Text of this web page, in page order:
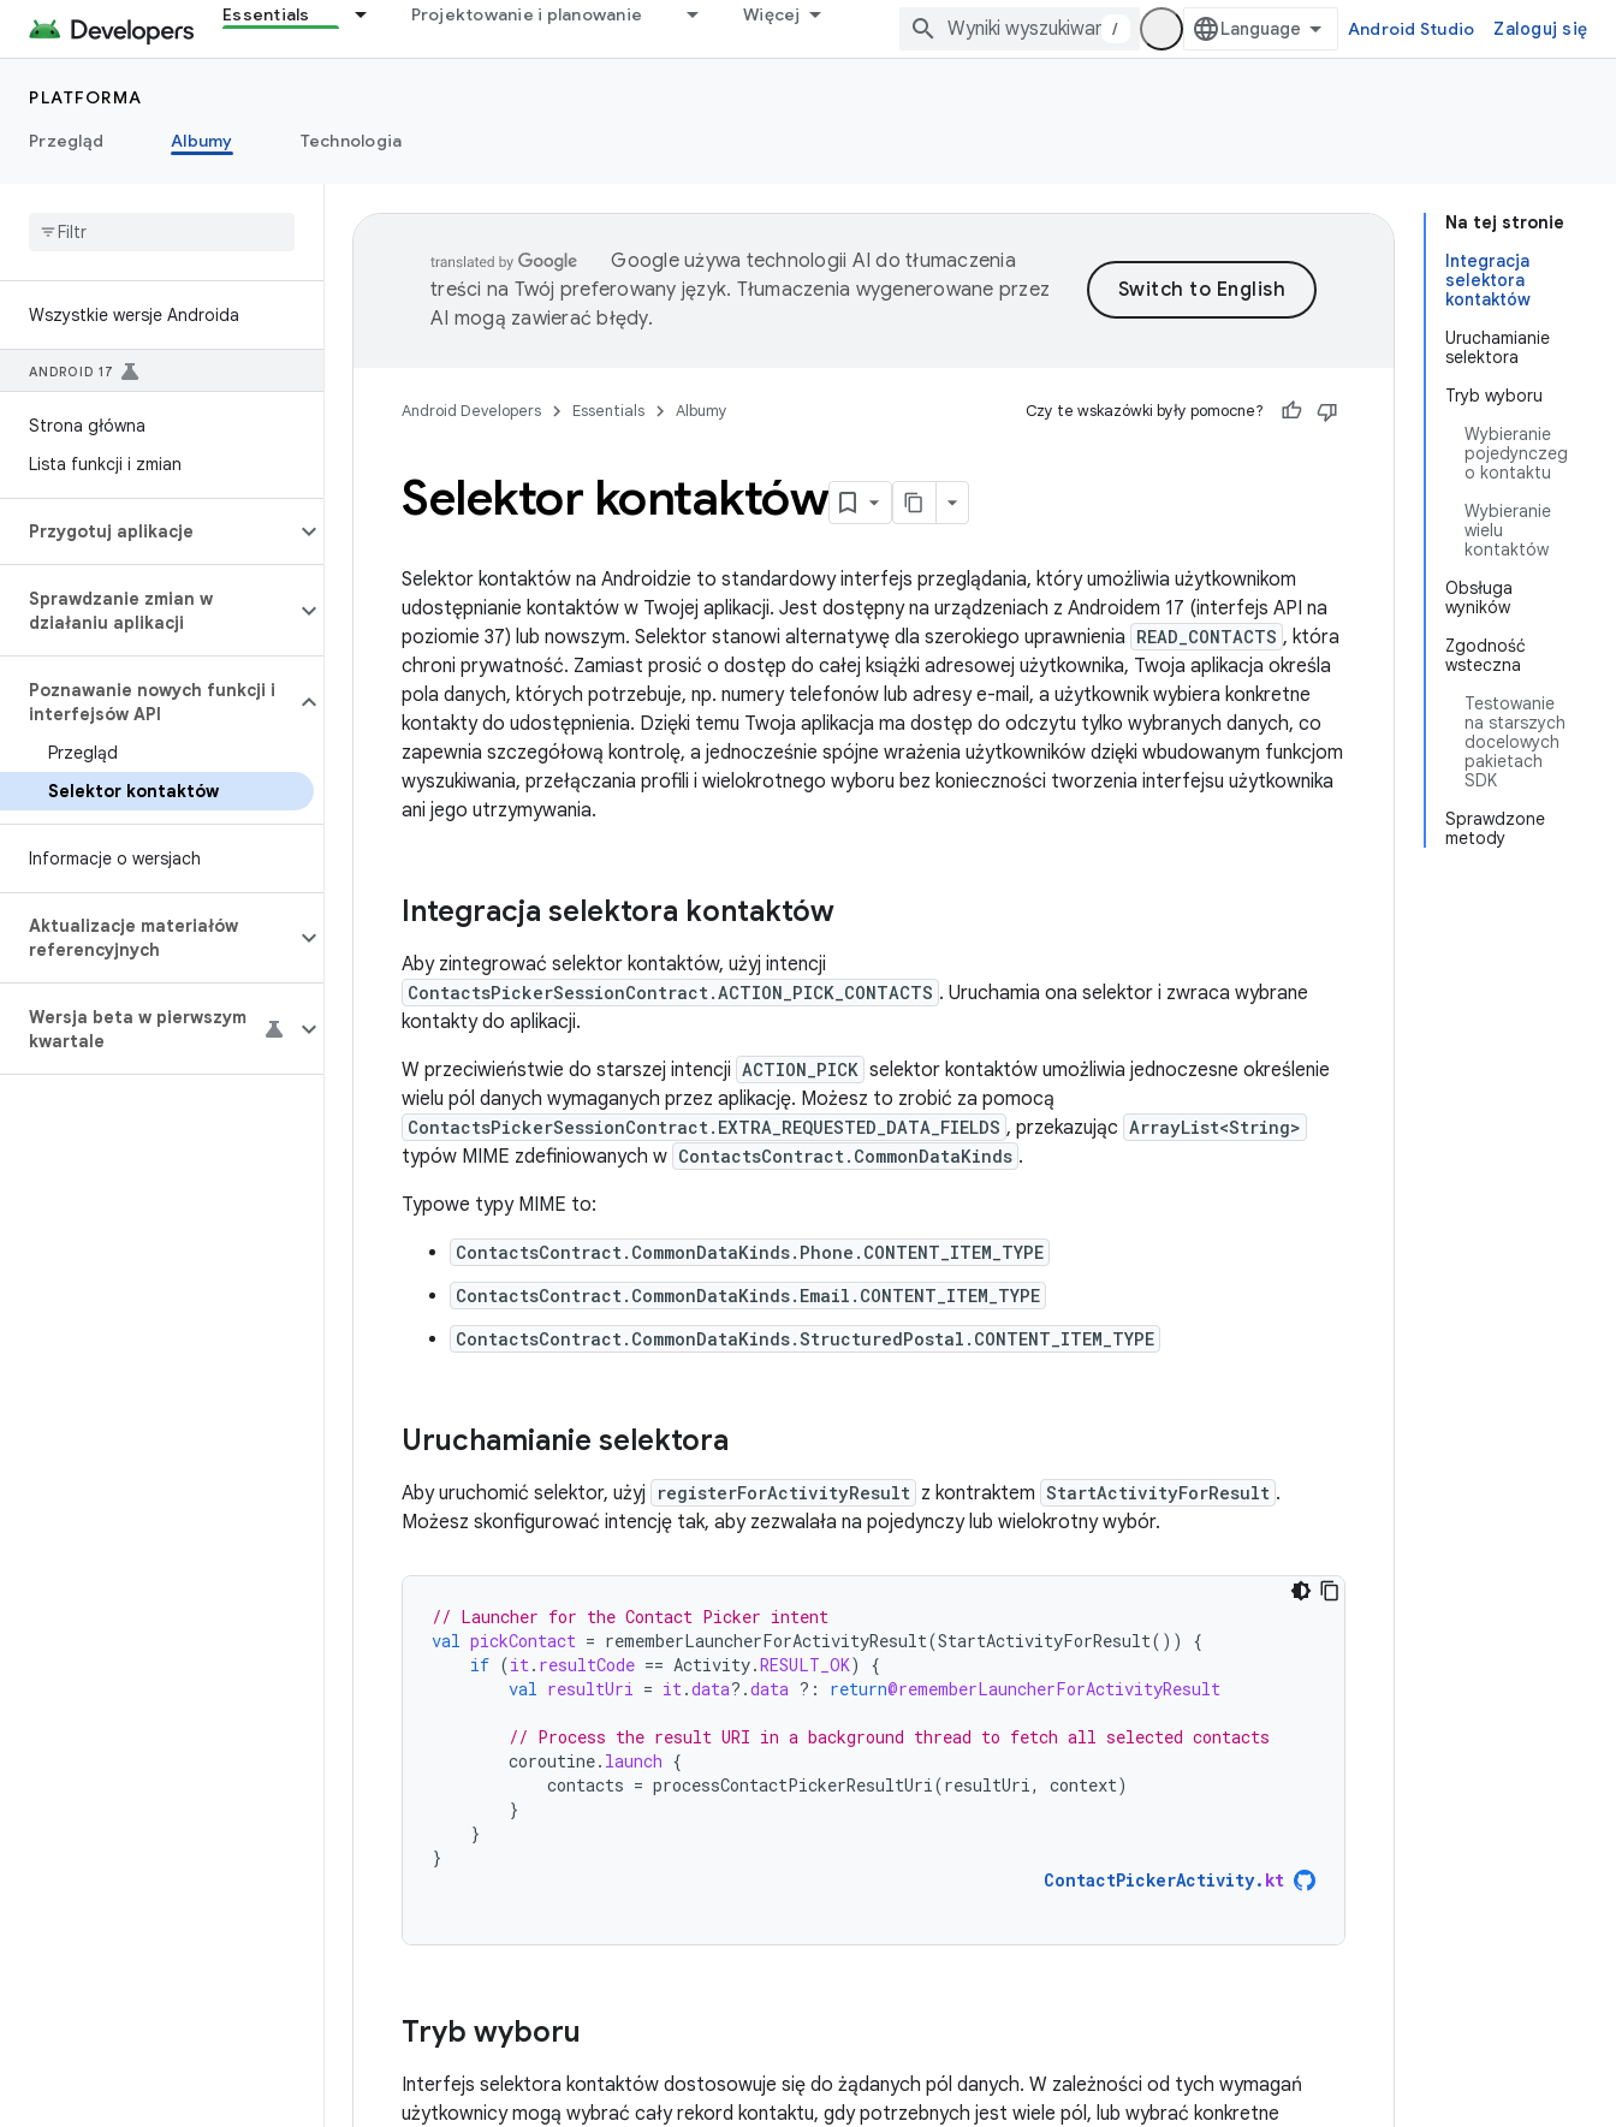
Essentials Projektowanie i planowanie Więcej
/ Android Studio Zaloguj się
PLATFORMA
Przegląd
Albumy Technologia
Wszystkie wersje Androida
ANDROID 17
Strona główna
Lista funkcji i zmian
Przygotuj aplikacje
Sprawdzanie zmian w
działaniu aplikacji
Poznawanie nowych funkcji i
interfejsów API
Przegląd
Selektor kontaktów
Informacje o wersjach
Aktualizacje materiałów
referencyjnych
Wersja beta w pierwszym
kwartale
Na tej stronie
Integracja
selektora
kontaktów
Uruchamianie
selektora
Tryb wyboru
Wybieranie
pojedynczeg
o kontaktu
Wybieranie
wielu
kontaktów
Obsługa
wyników
Zgodność
wsteczna
Testowanie
na starszych
docelowych
pakietach
SDK
Sprawdzone
metody
Google używa technologii AI do tłumaczenia
treści na Twój preferowany język. Tłumaczenia wygenerowane przez
AI mogą zawierać błędy.
Android Developers Essentials Albumy Czy te wskazówki były pomocne?
Selektor kontaktów
Selektor kontaktów na Androidzie to standardowy interfejs przeglądania, który umożliwia użytkownikom
udostępnianie kontaktów w Twojej aplikacji. Jest dostępny na urządzeniach z Androidem 17 (interfejs API na
poziomie 37) lub nowszym. Selektor stanowi alternatywę dla szerokiego uprawnienia READ_CONTACTS , która
chroni prywatność. Zamiast prosić o dostęp do całej książki adresowej użytkownika, Twoja aplikacja określa
pola danych, których potrzebuje, np. numery telefonów lub adresy e-mail, a użytkownik wybiera konkretne
kontakty do udostępnienia. Dzięki temu Twoja aplikacja ma dostęp do odczytu tylko wybranych danych, co
zapewnia szczegółową kontrolę, a jednocześnie spójne wrażenia użytkowników dzięki wbudowanym funkcjom
wyszukiwania, przełączania profili i wielokrotnego wyboru bez konieczności tworzenia interfejsu użytkownika
ani jego utrzymywania.
Integracja selektora kontaktów
Aby zintegrować selektor kontaktów, użyj intencji
ContactsPickerSessionContract.ACTION_PICK_CONTACTS . Uruchamia ona selektor i zwraca wybrane
kontakty do aplikacji.
W przeciwieństwie do starszej intencji ACTION_PICK selektor kontaktów umożliwia jednoczesne określenie
wielu pól danych wymaganych przez aplikację. Możesz to zrobić za pomocą
ContactsPickerSessionContract.EXTRA_REQUESTED_DATA_FIELDS , przekazując ArrayList<String>
typów MIME zdefiniowanych w ContactsContract.CommonDataKinds .
Typowe typy MIME to:
ContactsContract.CommonDataKinds.Phone.CONTENT_ITEM_TYPE
ContactsContract.CommonDataKinds.Email.CONTENT_ITEM_TYPE
ContactsContract.CommonDataKinds.StructuredPostal.CONTENT_ITEM_TYPE
Uruchamianie selektora
Aby uruchomić selektor, użyj registerForActivityResult z kontraktem StartActivityForResult .
Możesz skonfigurować intencję tak, aby zezwalała na pojedynczy lub wielokrotny wybór.
// Launcher for the Contact Picker intent
val pickContact = rememberLauncherForActivityResult(StartActivityForResult())
{
if (it. resultCode == Activity.RESULT_OK)
{
val resultUri = it.data?.data ?: return@rememberLauncherForActivityResult
// Process the result URI in a background thread to fetch all selected contacts
coroutine. launch {
contacts = processContactPickerResultUri(resultUri, context)
}
}
}
ContactPickerActivity. kt
Tryb wyboru
Interfejs selektora kontaktów dostosowuje się do żądanych pól danych. W zależności od tych wymagań
użytkownicy mogą wybrać cały rekord kontaktu, gdy potrzebnych jest wiele pól, lub wybrać konkretne